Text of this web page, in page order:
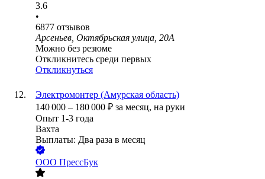
3.6
•
6877 отзывов
Арсеньев, Октябрьская улица, 20А
Можно без резюме
Откликнитесь среди первых
Откликнуться
Электромонтер (Амурская область)
140 000 – 180 000 ₽ за месяц, на руки
Опыт 1-3 года
Вахта
Выплаты: Два раза в месяц
ООО ПрессБук